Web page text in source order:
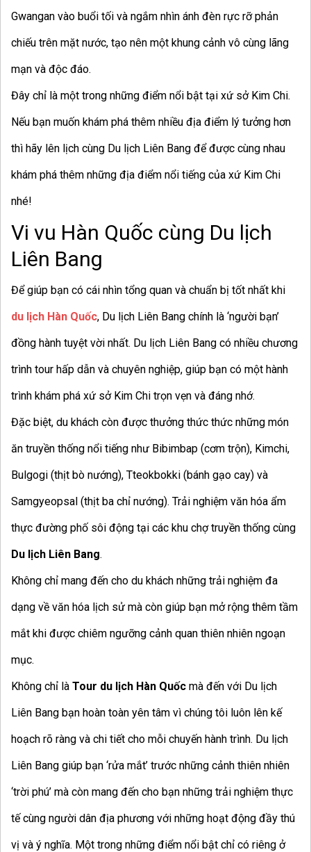
Gwangan vào buổi tối và ngắm nhìn ánh đèn rực rỡ phản
chiếu trên mặt nước, tạo nên một khung cảnh vô cùng lãng
mạn và độc đáo.
Đây chỉ là một trong những điểm nổi bật tại xứ sở Kim Chi.
Nếu bạn muốn khám phá thêm nhiều địa điểm lý tưởng hơn
thì hãy lên lịch cùng Du lịch Liên Bang để được cùng nhau
khám phá thêm những địa điểm nổi tiếng của xứ Kim Chi
nhé!
Vi vu Hàn Quốc cùng Du lịch
Liên Bang
Để giúp bạn có cái nhìn tổng quan và chuẩn bị tốt nhất khi
du lịch Hàn Quốc, Du lịch Liên Bang chính là ‘người bạn’
đồng hành tuyệt vời nhất. Du lịch Liên Bang có nhiều chương
trình tour hấp dẫn và chuyên nghiệp, giúp bạn có một hành
trình khám phá xứ sở Kim Chi trọn vẹn và đáng nhớ.
Đặc biệt, du khách còn được thưởng thức thức những món
ăn truyền thống nổi tiếng như Bibimbap (cơm trộn), Kimchi,
Bulgogi (thịt bò nướng), Tteokbokki (bánh gạo cay) và
Samgyeopsal (thịt ba chỉ nướng). Trải nghiệm văn hóa ẩm
thực đường phố sôi động tại các khu chợ truyền thống cùng
Du lịch Liên Bang.
Không chỉ mang đến cho du khách những trải nghiệm đa
dạng về văn hóa lịch sử mà còn giúp bạn mở rộng thêm tầm
mắt khi được chiêm ngưỡng cảnh quan thiên nhiên ngoạn
mục.
Không chỉ là Tour du lịch Hàn Quốc mà đến với Du lịch
Liên Bang bạn hoàn toàn yên tâm vì chúng tôi luôn lên kế
hoạch rõ ràng và chi tiết cho mỗi chuyến hành trình. Du lịch
Liên Bang giúp bạn ‘rửa mắt’ trước những cảnh thiên nhiên
‘trời phú’ mà còn mang đến cho bạn những trải nghiệm thực
tế cùng người dân địa phương với những hoạt động đầy thú
vị và ý nghĩa. Một trong những điểm nổi bật chỉ có riêng ở